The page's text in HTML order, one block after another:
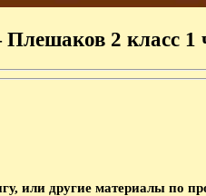
2 класс 1
или другие материалы по